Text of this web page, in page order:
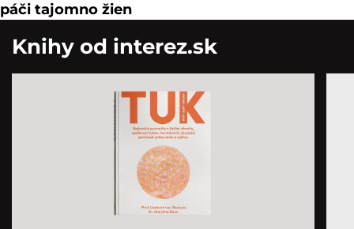
páči tajomno žien
Knihy od interez.sk